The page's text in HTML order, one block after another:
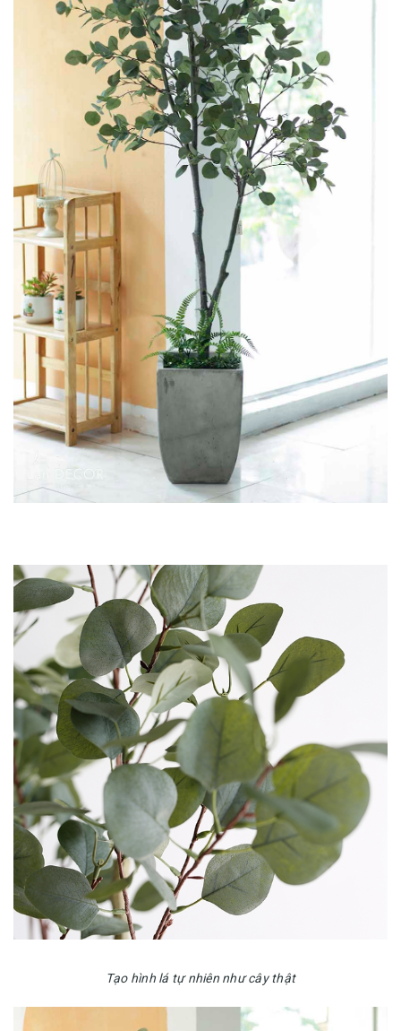
Tạo hình lá tự nhiên như cây thật